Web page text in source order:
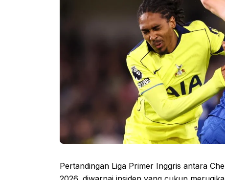
Pertandingan Liga Primer Inggris antara